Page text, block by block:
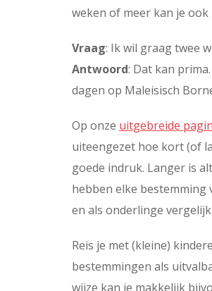
weken of meer kan je
Vraag: Ik wil graag twee
Antwoord: Dat kan
dagen op Maleisisch
Op onze uitgebreide
uiteengezet hoe kort (of
goede indruk. Langer is
hebben elke bestemming
en als onderlinge
Reis je met (kleine)
bestemmingen als
wijze kan je makkelijk